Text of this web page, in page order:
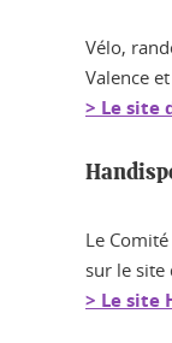
Vélo,
Valence
> Le site
Le
sur le site
> Le site